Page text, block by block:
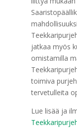
jatkaa myös
omistamilla
toimiva
tervetulleita
Lue lisää ja